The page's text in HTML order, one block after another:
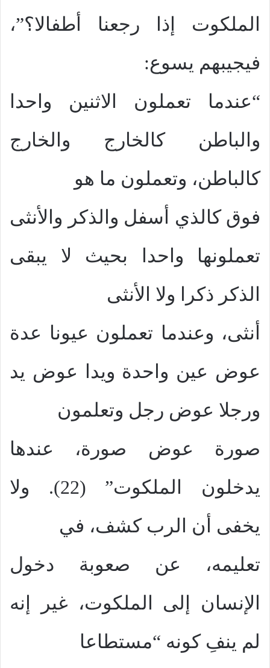
الملكوت إذا رجعنا أطفالا؟”،
فيجيبهم يسوع:
“عندما تعملون الاثنين واحدا
والباطن كالخارج والخارج
كالباطن، وتعملون ما هو
فوق كالذي أسفل والذكر والأنثى
تعملونها واحدا بحيث لا يبقى
الذكر ذكرا ولا الأنثى
أنثى، وعندما تعملون عيونا عدة
عوض عين واحدة ويدا عوض يد
ورجلا عوض رجل وتعلمون
صورة عوض صورة، عندها
يدخلون الملكوت” (22). ولا
يخفى أن الرب كشف، في
تعليمه، عن صعوبة دخول
الإنسان إلى الملكوت، غير إنه
لم ينفِ كونه “مستطاعا